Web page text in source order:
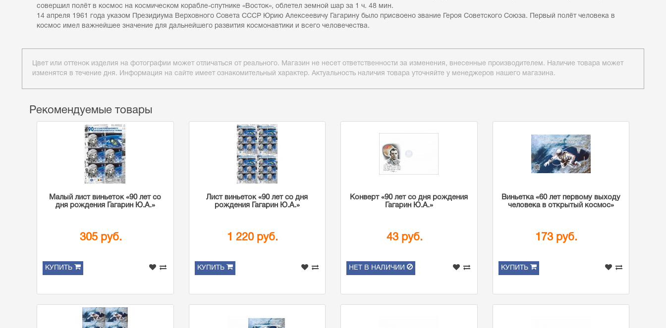
совершил полёт в космос на космическом корабле-спутнике «Восток», облетел земной шар за 1 ч. 48 мин.
14 апреля 1961 года указом Президиума Верховного Совета СССР Юрию Алексеевичу Гагарину было присвоено звание Героя Советского Союза. Первый полёт человека в
космос имел важнейшее значение для дальнейшего развития космонавтики и всего человечества.
Цвет или оттенок изделия на фотографии может отличаться от реального. Магазин не несет ответственности за изменения, внесенные производителем. Наличие товара может
изменятся в течение дня. Информация на сайте имеет ознакомительный характер. Актуальность наличия товара уточняйте у менеджеров нашего магазина.
Рекомендуемые товары
Малый лист виньеток «90 лет со
дня рождения Гагарин Ю.А.»
305 руб.
КУПИТЬ
Лист виньеток «90 лет со дня
рождения Гагарин Ю.А.»
1 220 руб.
КУПИТЬ
Конверт «90 лет со дня рождения
Гагарин Ю.А.»
43 руб.
НЕТ В НАЛИЧИИ
Виньетка «60 лет первому выходу
человека в открытый космос»
173 руб.
КУПИТЬ